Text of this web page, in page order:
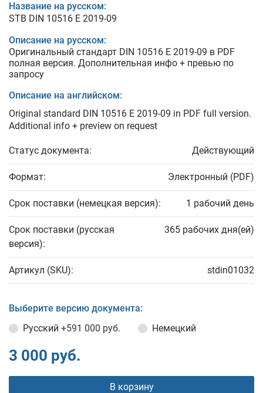
Название на русском:
STB DIN 10516 E 2019-09
Описание на русском:
Оригинальный стандарт DIN 10516 E 2019-09 в PDF
полная версия. Дополнительная инфо + превью по
запросу
Описание на английском:
Original standard DIN 10516 E 2019-09 in PDF full version.
Additional info + preview on request
Статус документа: Действующий
Формат: Электронный (PDF)
Срок поставки (немецкая версия): 1 рабочий день
Срок поставки (русская
версия):
365 рабочих дня(ей)
Артикул (SKU): stdin01032
Выберите версию документа:
Русский +591 000 руб. Немецкий
3 000 руб.
В корзину